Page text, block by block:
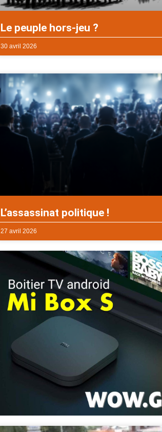
Le peuple hors-jeu ?
30 avril 2026
L’assassinat politique !
27 avril 2026